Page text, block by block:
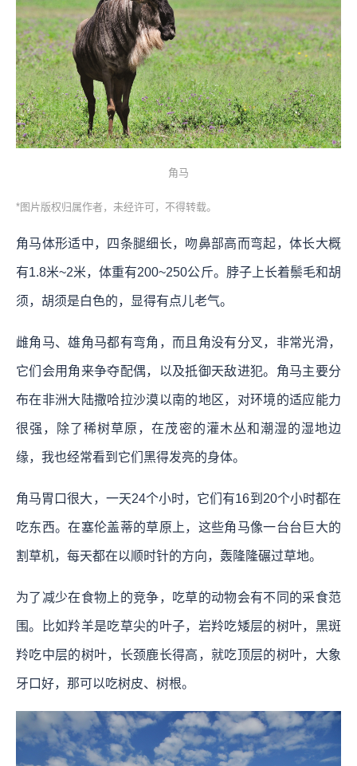
角马
*图片版权归属作者，未经许可，不得转载。
角马体形适中，四条腿细长，吻鼻部高而弯起，体长大概
有1.8米~2米，体重有200~250公斤。脖子上长着鬃毛和胡
须，胡须是白色的，显得有点儿老气。
雌角马、雄角马都有弯角，而且角没有分叉，非常光滑，
它们会用角来争夺配偶，以及抵御天敌进犯。角马主要分
布在非洲大陆撒哈拉沙漠以南的地区，对环境的适应能力
很强，除了稀树草原，在茂密的灌木丛和潮湿的湿地边
缘，我也经常看到它们黑得发亮的身体。
角马胃口很大，一天24个小时，它们有16到20个小时都在
吃东西。在塞伦盖蒂的草原上，这些角马像一台台巨大的
割草机，每天都在以顺时针的方向，轰隆隆碾过草地。
为了减少在食物上的竞争，吃草的动物会有不同的采食范
围。比如羚羊是吃草尖的叶子，岩羚吃矮层的树叶，黑斑
羚吃中层的树叶，长颈鹿长得高，就吃顶层的树叶，大象
牙口好，那可以吃树皮、树根。